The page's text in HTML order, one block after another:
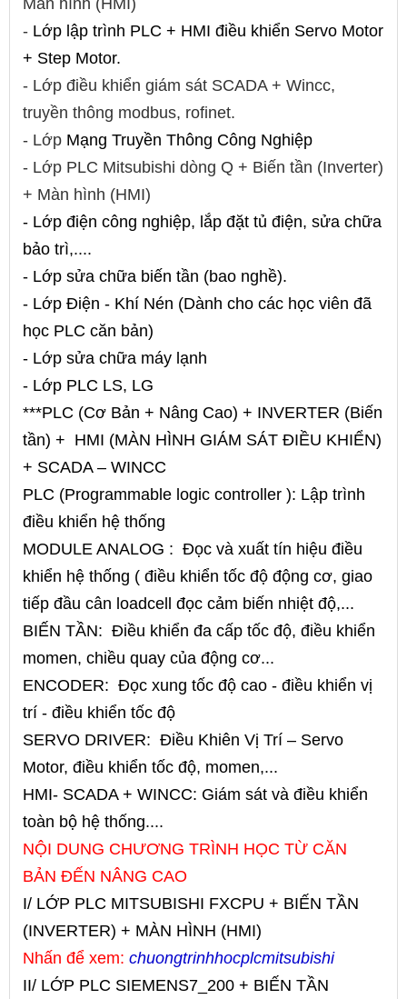
Màn hình (HMI)
- Lớp lập trình PLC + HMI điều khiển Servo Motor
+ Step Motor.
- Lớp điều khiển giám sát SCADA + Wincc,
truyền thông modbus, rofinet.
- Lớp Mạng Truyền Thông Công Nghiệp
- Lớp PLC Mitsubishi dòng Q + Biến tần (Inverter)
+ Màn hình (HMI)
- Lớp điện công nghiệp, lắp đặt tủ điện, sửa chữa
bảo trì,....
- Lớp sửa chữa biến tần (bao nghề).
- Lớp Điện - Khí Nén (Dành cho các học viên đã
học PLC căn bản)
- Lớp sửa chữa máy lạnh
- Lớp PLC LS, LG
***PLC (Cơ Bản + Nâng Cao) + INVERTER (Biến
tần) + HMI (MÀN HÌNH GIÁM SÁT ĐIỀU KHIỂN)
+ SCADA – WINCC
PLC (Programmable logic controller ): Lập trình
điều khiển hệ thống
MODULE ANALOG : Đọc và xuất tín hiệu điều
khiển hệ thống ( điều khiển tốc độ động cơ, giao
tiếp đầu cân loadcell đọc cảm biến nhiệt độ,...
BIẾN TẦN: Điều khiển đa cấp tốc độ, điều khiển
momen, chiều quay của động cơ...
ENCODER: Đọc xung tốc độ cao - điều khiển vị
trí - điều khiển tốc độ
SERVO DRIVER: Điều Khiên Vị Trí – Servo
Motor, điều khiển tốc độ, momen,...
HMI- SCADA + WINCC: Giám sát và điều khiển
toàn bộ hệ thống....
NỘI DUNG CHƯƠNG TRÌNH HỌC TỪ CĂN
BẢN ĐẾN NÂNG CAO
I/ LỚP PLC MITSUBISHI FXCPU + BIẾN TẦN
(INVERTER) + MÀN HÌNH (HMI)
Nhấn để xem: chuongtrinhhocplcmitsubishi
II/ LỚP PLC SIEMENS7_200 + BIẾN TẦN